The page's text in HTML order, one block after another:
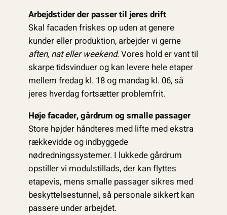
Arbejdstider der passer til jeres drift
Skal facaden friskes op uden at genere
kunder eller produktion, arbejder vi gerne
aften, nat eller weekend. Vores hold er vant til
skarpe tidsvinduer og kan levere hele etaper
mellem fredag kl. 18 og mandag kl. 06, så
jeres hverdag fortsætter problemfrit.
Høje facader, gårdrum og smalle passager
Store højder håndteres med lifte med ekstra
rækkevidde og indbyggede
nødredningssystemer. I lukkede gårdrum
opstiller vi modulstillads, der kan flyttes
etapevis, mens smalle passager sikres med
beskyttelsestunnel, så personale sikkert kan
passere under arbejdet.